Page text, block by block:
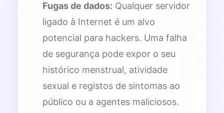
Fugas de dados: Qualquer servidor
ligado à Internet é um alvo
potencial para hackers. Uma falha
de segurança pode expor o seu
histórico menstrual, atividade
sexual e registos de sintomas ao
público ou a agentes maliciosos.